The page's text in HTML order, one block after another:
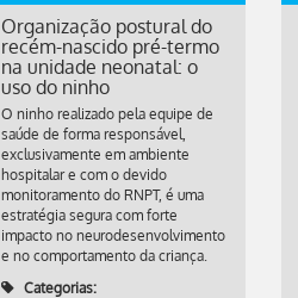
Organização postural do
recém-nascido pré-termo
na unidade neonatal: o
uso do ninho
O ninho realizado pela equipe de
saúde de forma responsável,
exclusivamente em ambiente
hospitalar e com o devido
monitoramento do RNPT, é uma
estratégia segura com forte
impacto no neurodesenvolvimento
e no comportamento da criança.
Categorias: